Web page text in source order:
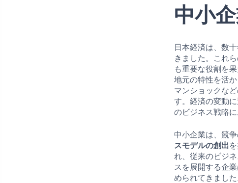
中小
日本経済は、数
きました。これ
も重要な役割を
地元の特性を活
マンショックな
す。経済の変動
のビジネス戦略
中小企業は、競
スモデルの創出
れ、従来のビジ
スを展開する企
められてきまし